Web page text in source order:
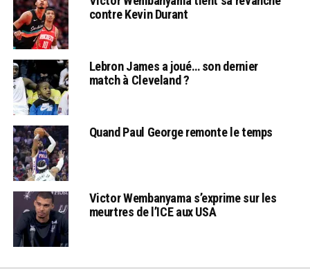
contre Kevin Durant
Lebron James a joué… son dernier
match à Cleveland ?
Quand Paul George remonte le temps
Victor Wembanyama s’exprime sur les
meurtres de l’ICE aux USA